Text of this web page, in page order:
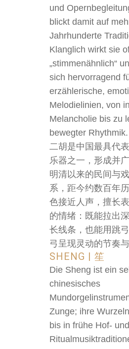
und
blickt damit auf
Jahrhunderte
Klanglich wirkt sie
„stimmenähnlich“
sich hervorragend
erzählerische,
Melodielinien, von
Melancholie bis zu
bewegter Rhythmik.
二胡是中国最具代
乐器之一，形成并
明清以来的民间与
系，距今约数百年
色接近人声，擅长
的情绪：既能拉出
长线条，也能用跳
弓呈现灵动的节奏与
SHENG | 笙
Die Sheng ist ein
chinesisches
Zunge; ihre
bis in frühe Hof- und